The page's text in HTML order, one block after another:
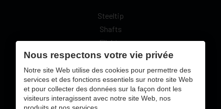
Steeltip
Shafts
Flights
L-Style
Nous respectons votre vie privée
Notre site Web utilise des cookies pour permettre des
services et des fonctions essentiels sur notre site Web
et pour collecter des données sur la façon dont les
visiteurs interagissent avec notre site Web, nos